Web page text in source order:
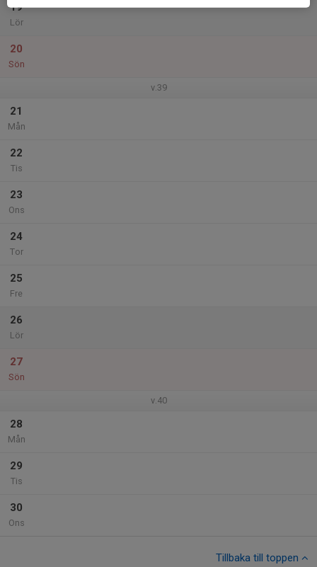
19
Lör
20
Sön
v.39
21
Mån
22
Tis
23
Ons
24
Tor
25
Fre
26
Lör
27
Sön
v.40
28
Mån
29
Tis
30
Ons
Tillbaka till toppen